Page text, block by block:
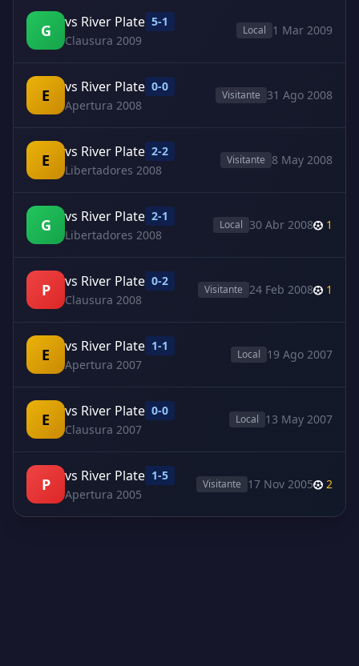
G vs River Plate 5-1
Clausura 2009
Local 1 Mar 2009
E vs River Plate 0-0
Apertura 2008
Visitante 31 Ago 2008
E vs River Plate 2-2
Libertadores 2008
Visitante 8 May 2008
G vs River Plate 2-1
Libertadores 2008
Local 30 Abr 2008 1
P vs River Plate 0-2
Clausura 2008
Visitante 24 Feb 2008 1
E vs River Plate 1-1
Apertura 2007
Local 19 Ago 2007
E vs River Plate 0-0
Clausura 2007
Local 13 May 2007
P vs River Plate 1-5
Apertura 2005
Visitante 17 Nov 2005 2